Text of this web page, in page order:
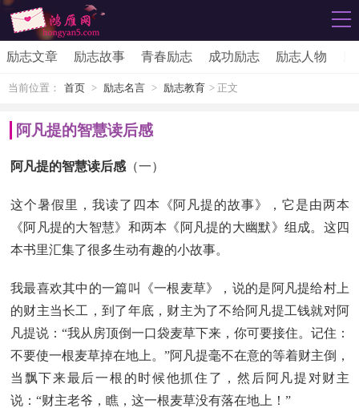
励志文章 励志故事 青春励志 成功励志 励志人物
当前位置： 首页 > 励志名言 > 励志教育 > 正文
阿凡提的智慧读后感
阿凡提的智慧读后感 （一）
这个暑假里，我读了四本《阿凡提的故事》，它是由两本
《阿凡提的大智慧》和两本《阿凡提的大幽默》组成。这四
本书里汇集了很多生动有趣的小故事。
我最喜欢其中的一篇叫《一根麦草》，说的是阿凡提给村上
的财主当长工，到了年底，财主为了不给阿凡提工钱就对阿
凡提说：“我从房顶倒一口袋麦草下来，你可要接住。记住：
不要使一根麦草掉在地上。”阿凡提毫不在意的等着财主倒，
当飘下来最后一根的时候他抓住了，然后阿凡提对财主
说：“财主老爷，瞧，这一根麦草没有落在地上！”